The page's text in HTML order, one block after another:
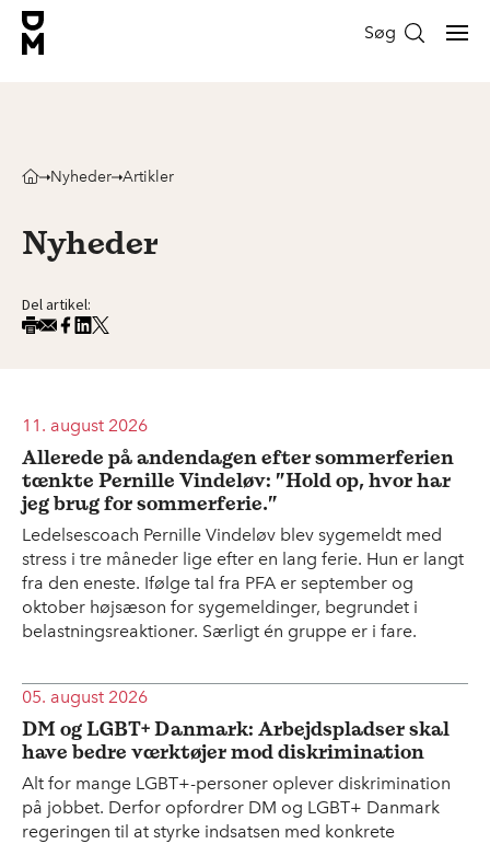
Søg
Nyheder Artikler
Nyheder
Del artikel:
11. august 2026
Allerede på andendagen efter sommerferien
tænkte Pernille Vindeløv: ”Hold op, hvor har
jeg brug for sommerferie.”
Ledelsescoach Pernille Vindeløv blev sygemeldt med
stress i tre måneder lige efter en lang ferie. Hun er langt
fra den eneste. Ifølge tal fra PFA er september og
oktober højsæson for sygemeldinger, begrundet i
belastningsreaktioner. Særligt én gruppe er i fare.
05. august 2026
DM og LGBT+ Danmark: Arbejdspladser skal
have bedre værktøjer mod diskrimination
Alt for mange LGBT+-personer oplever diskrimination
på jobbet. Derfor opfordrer DM og LGBT+ Danmark
regeringen til at styrke indsatsen med konkrete